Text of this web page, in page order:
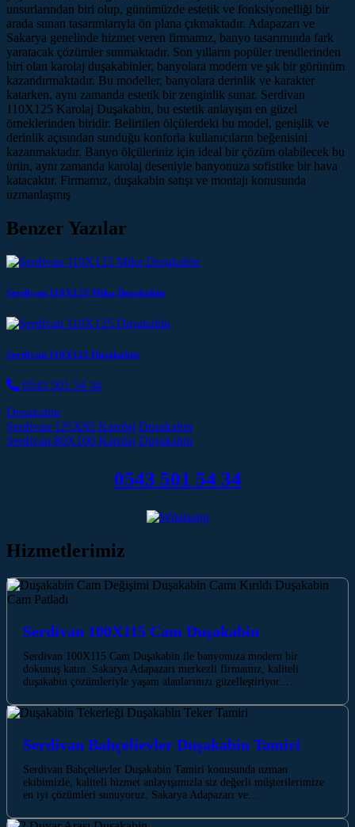
unsurlarından biri olup, günümüzde estetik ve fonksiyonelliği bir
arada sunan tasarımlarıyla ön plana çıkmaktadır. Adapazarı ve
Sakarya genelinde hizmet veren firmamız, banyo tasarımında fark
yaratacak çözümler sunmaktadır. Son yılların popüler trendlerinden
biri olan karolaj duşakabinler, banyolara modern ve şık bir görünüm
kazandırmaktadır. Bu modeller, banyolara derinlik ve karakter
katarken, aynı zamanda estetik bir zenginlik sunar. Serdivan
110X125 Karolaj Duşakabin, bu estetik anlayışın en güzel
örneklerinden biridir. Belirtilen ölçülerdeki bu model, genişlik ve
derinlik açısından sunduğu konforla kullanıcıların beğenisini
kazanmaktadır. Banyo ölçüleriniz için ideal bir çözüm olabilecek bu
ürün, aynı zamanda karolaj deseniyle banyonuza sofistike bir hava
katacaktır. Firmamız, duşakabin satışı ve montajı konusunda
uzmanlaşmış
Benzer Yazılar
Serdivan 110X125 Mika Duşakabin
Serdivan 110X125 Duşakabin
0543 501 54 34
Duşakabin
Post navigation
Serdivan 125X85 Karolaj Duşakabin
Serdivan 80X100 Karolaj Duşakabin
0543 501 54 34
Hizmetlerimiz
Serdivan 100X115 Cam Duşakabin
Serdivan 100X115 Cam Duşakabin ile banyonuza modern bir
dokunuş katın. Sakarya Adapazarı merkezli firmamız, kaliteli
duşakabin çözümleriyle yaşam alanlarınızı güzelleştiriyor.…
Serdivan Bahçelievler Duşakabin Tamiri
Serdivan Bahçelievler Duşakabin Tamiri konusunda uzman
ekibimizle, kaliteli hizmet anlayışımızla siz değerli müşterilerimize
en iyi çözümleri sunuyoruz. Sakarya Adapazarı ve…